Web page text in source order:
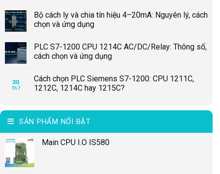
Bộ cách ly và chia tín hiệu 4–20mA: Nguyên lý, cách
chọn và ứng dụng
PLC S7-1200 CPU 1214C AC/DC/Relay: Thông số,
cách chọn và ứng dụng
30
Th7
Cách chọn PLC Siemens S7-1200: CPU 1211C,
1212C, 1214C hay 1215C?
SẢN PHẨM NỔI BẬT
Main CPU I.O IS580